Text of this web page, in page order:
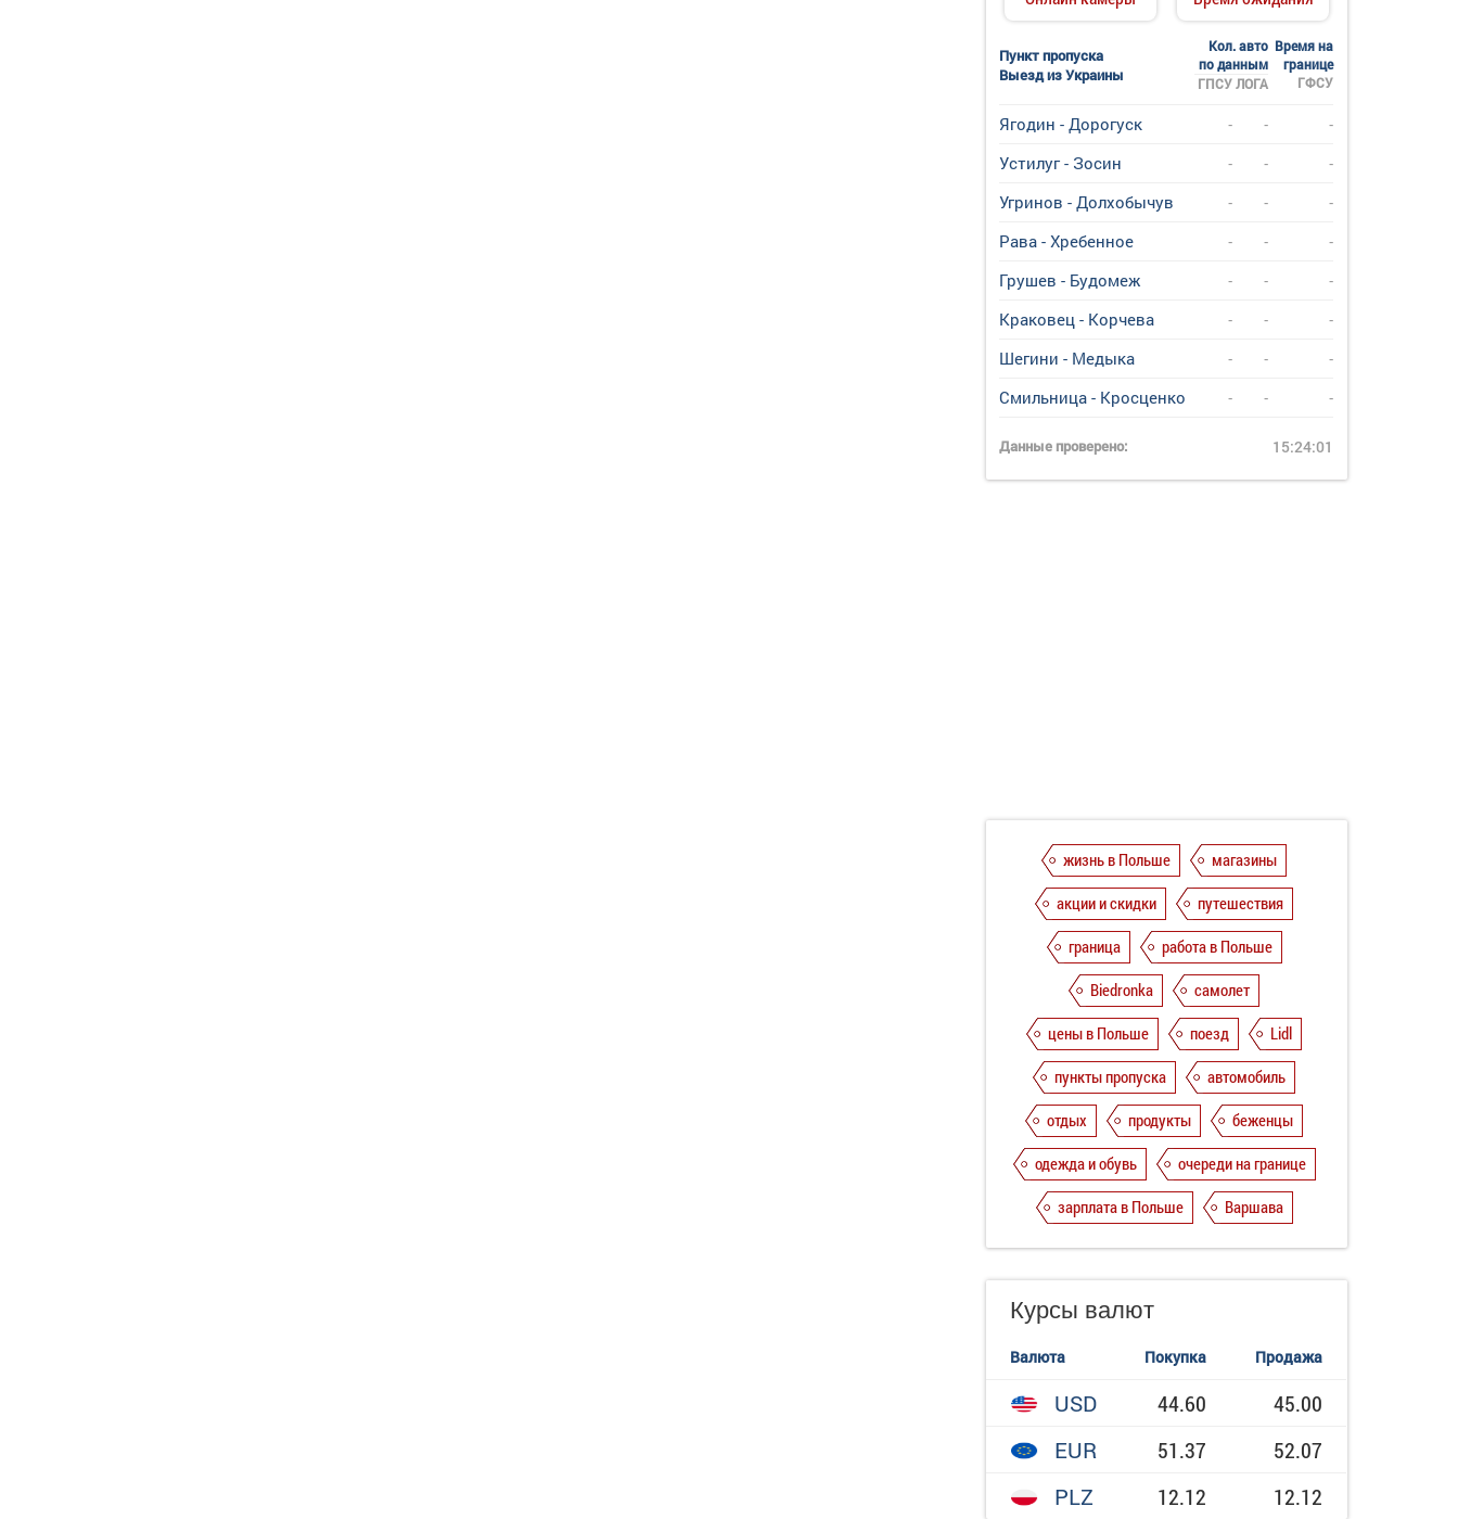
Пункт пропуска
Выезд из Украины
Кол. авто
по данным
Время на
границе
ГФСУ
ГПСУ ЛОГА
Ягодин - Дорогуск - -
-
Устилуг - Зосин
- -
-
Угринов - Долхобычув
- -
-
Рава - Хребенное
- -
-
Грушев - Будомеж
- -
-
Краковец - Корчева
- -
-
Шегини - Медыка
- -
-
Смильница - Кросценко
- - -
Данные проверено: 15:24:01
жизнь в Польше
магазины
акции и скидки
путешествия
граница
работа в Польше
Biedronka
самолет
цены в Польше
поезд
Lidl
пункты пропуска
автомобиль
отдых
продукты
беженцы
одежда и обувь
очереди на границе
зарплата в Польше
Варшава
Курсы валют
Валюта Покупка Продажа
USD 44.60
45.00
EUR
51.37
52.07
PLZ
12.12 12.12